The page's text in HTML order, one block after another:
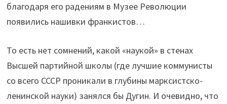
благодаря его радениям в Музее Революции
появились нашивки франкистов…
То есть нет сомнений, какой «наукой» в стенах
Высшей партийной школы (где лучшие коммунисты
со всего СССР проникали в глубины марксистско-
ленинской науки) занялся бы Дугин. И очевидно, что